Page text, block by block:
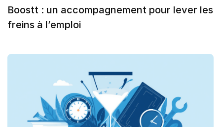
Boostt : un accompagnement pour lever les
freins à l’emploi